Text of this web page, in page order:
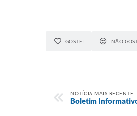
GOSTEI NÃO
NOTÍCIA MAIS RECENTE
Boletim